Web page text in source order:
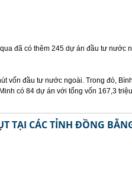
đã có thêm 245 dự án đầu tư nước
vốn đầu tư nước ngoài. Trong đó,
có 84 dự án với tổng vốn 167,3
TẠI CÁC TỈNH ĐỒNG